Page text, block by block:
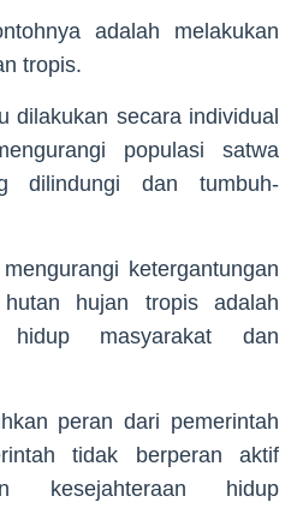
adalah melakukan
tropis.
dilakukan secara individual
populasi satwa
dilindungi dan tumbuh-
ketergantungan
hujan tropis adalah
hidup masyarakat dan
peran dari pemerintah
tidak berperan aktif
kesejahteraan hidup